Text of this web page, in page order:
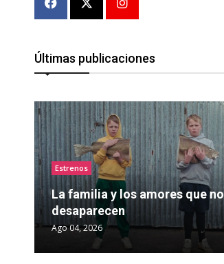
Últimas publicaciones
Estrenos
La familia y los amores que no
desaparecen
Ago 04, 2026